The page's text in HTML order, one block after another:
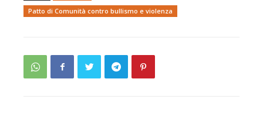
Patto di Comunità contro bullismo e violenza